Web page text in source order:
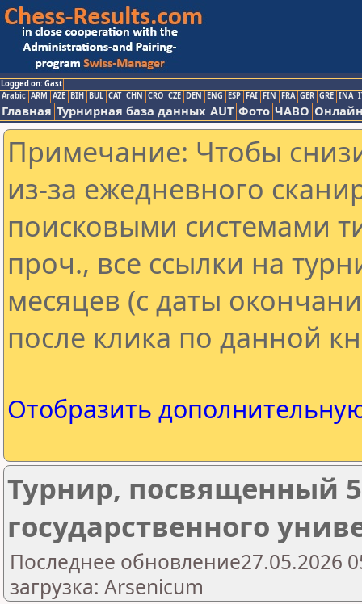
Logged on: Gast
Arabic ARM AZE BIH BUL CAT CHN CRO CZE DEN ENG ESP FAI FIN FRA GER GRE INA
Главная Турнирная база данных AUT Фото ЧАВО
Примечание: Чтобы
из-за ежедневного
поисковыми системами
проч., все ссылки на
месяцев (с даты
после клика по данной
Отобразить
Турнир, посвященный
государственного
Последнее обновление27.05.2026
загрузка: Arsenicum